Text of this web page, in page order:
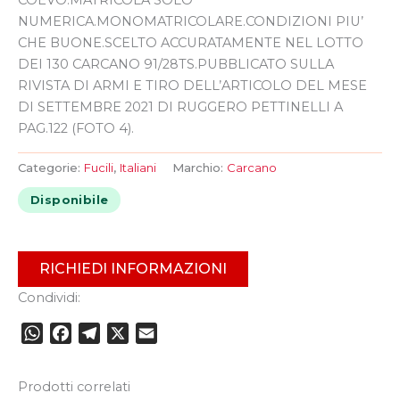
NUMERICA.MONOMATRICOLARE.CONDIZIONI PIU’
CHE BUONE.SCELTO ACCURATAMENTE NEL LOTTO
DEI 130 CARCANO 91/28TS.PUBBLICATO SULLA
RIVISTA DI ARMI E TIRO DELL’ARTICOLO DEL MESE
DI SETTEMBRE 2021 DI RUGGERO PETTINELLI A
PAG.122 (FOTO 4).
Categorie: Fucili, Italiani Marchio: Carcano
Disponibile
RICHIEDI INFORMAZIONI
Condividi:
WhatsApp
Facebook
Telegram
Prodotti correlati